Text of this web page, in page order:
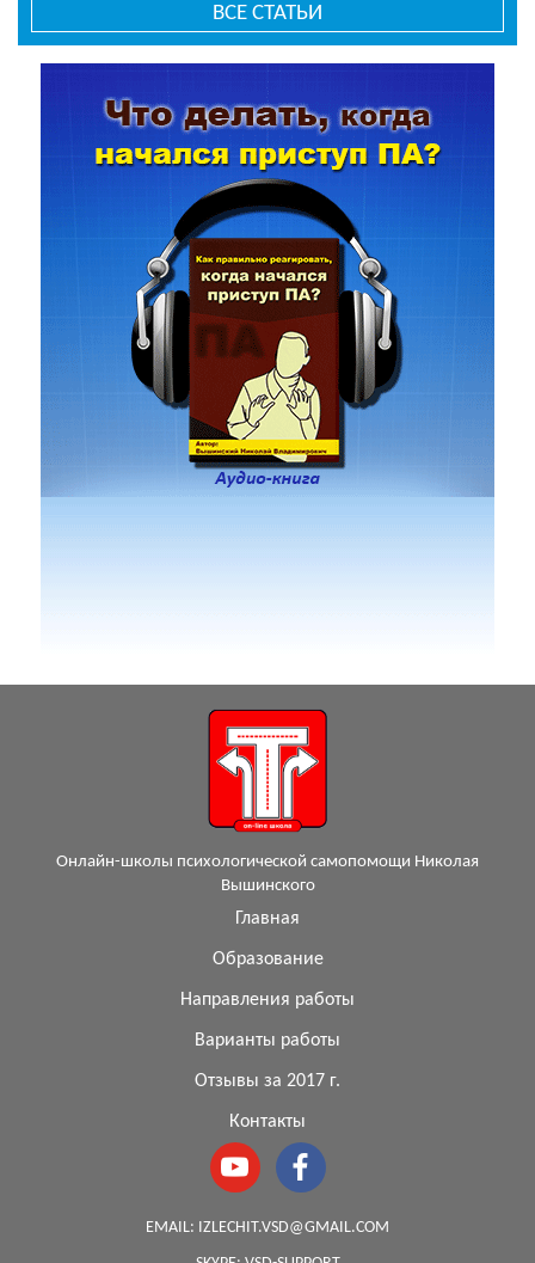
ВСЕ СТАТЬИ
Онлайн-школы психологической самопомощи Николая
Вышинского
Главная
Образование
Направления работы
Варианты работы
Отзывы за 2017 г.
Контакты
EMAIL: IZLECHIT.VSD@GMAIL.COM